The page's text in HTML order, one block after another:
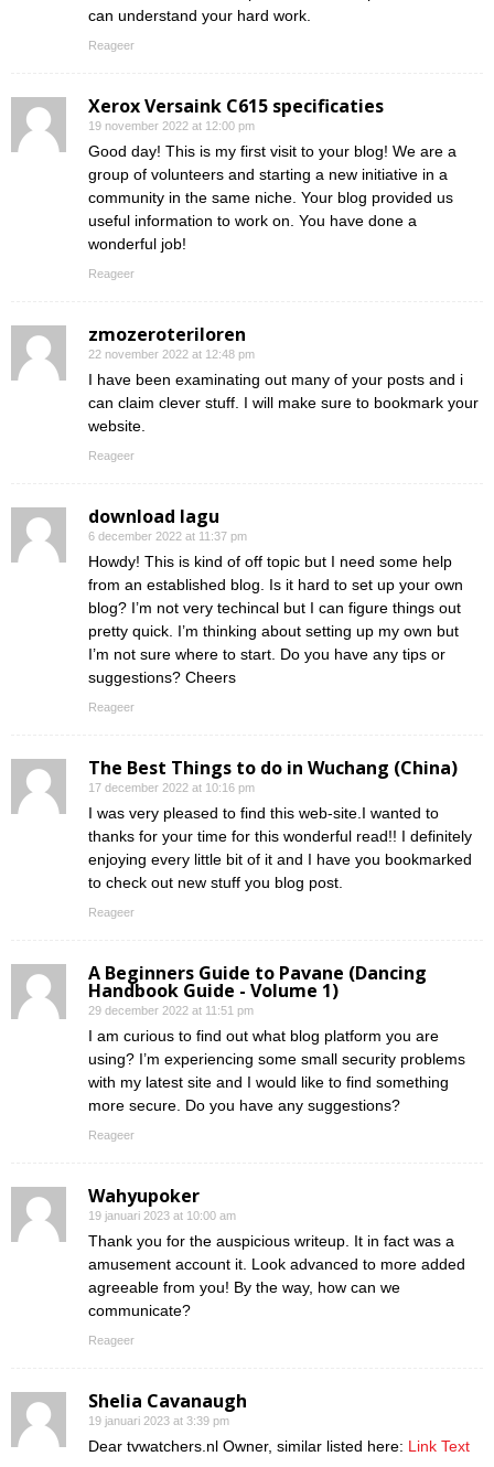
can understand your hard work.
Reageer
Xerox Versaink C615 specificaties
19 november 2022 at 12:00 pm
Good day! This is my first visit to your blog! We are a
group of volunteers and starting a new initiative in a
community in the same niche. Your blog provided us
useful information to work on. You have done a
wonderful job!
Reageer
zmozeroteriloren
22 november 2022 at 12:48 pm
I have been examinating out many of your posts and i
can claim clever stuff. I will make sure to bookmark your
website.
Reageer
download lagu
6 december 2022 at 11:37 pm
Howdy! This is kind of off topic but I need some help
from an established blog. Is it hard to set up your own
blog? I’m not very techincal but I can figure things out
pretty quick. I’m thinking about setting up my own but
I’m not sure where to start. Do you have any tips or
suggestions? Cheers
Reageer
The Best Things to do in Wuchang (China)
17 december 2022 at 10:16 pm
I was very pleased to find this web-site.I wanted to
thanks for your time for this wonderful read!! I definitely
enjoying every little bit of it and I have you bookmarked
to check out new stuff you blog post.
Reageer
A Beginners Guide to Pavane (Dancing
Handbook Guide - Volume 1)
29 december 2022 at 11:51 pm
I am curious to find out what blog platform you are
using? I’m experiencing some small security problems
with my latest site and I would like to find something
more secure. Do you have any suggestions?
Reageer
Wahyupoker
19 januari 2023 at 10:00 am
Thank you for the auspicious writeup. It in fact was a
amusement account it. Look advanced to more added
agreeable from you! By the way, how can we
communicate?
Reageer
Shelia Cavanaugh
19 januari 2023 at 3:39 pm
Dear tvwatchers.nl Owner, similar listed here: Link Text